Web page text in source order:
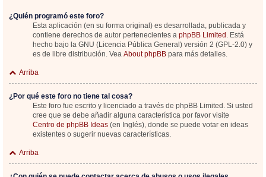
¿Quién programó este foro?
Esta aplicación (en su forma original) es desarrollada, publicada y
contiene derechos de autor pertenecientes a phpBB Limited . Está
hecho bajo la GNU (Licencia Pública General) versión 2 (GPL-2.0) y
es de libre distribución. Vea About phpBB para más detalles.
Arriba
¿Por qué este foro no tiene tal cosa?
Este foro fue escrito y licenciado a través de phpBB Limited. Si usted
cree que se debe añadir alguna característica por favor visite
Centro de phpBB Ideas (en Inglés), donde se puede votar en ideas
existentes o sugerir nuevas características.
Arriba